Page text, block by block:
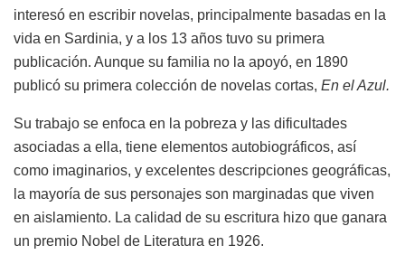
interesó en escribir novelas, principalmente basadas en la
vida en Sardinia, y a los 13 años tuvo su primera
publicación. Aunque su familia no la apoyó, en 1890
publicó su primera colección de novelas cortas, En el Azul.
Su trabajo se enfoca en la pobreza y las dificultades
asociadas a ella, tiene elementos autobiográficos, así
como imaginarios, y excelentes descripciones geográficas,
la mayoría de sus personajes son marginadas que viven
en aislamiento. La calidad de su escritura hizo que ganara
un premio Nobel de Literatura en 1926.